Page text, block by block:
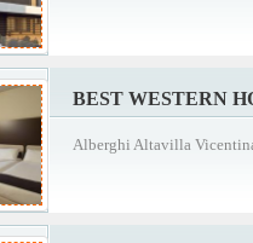
BEST WESTERN
Alberghi Altavilla